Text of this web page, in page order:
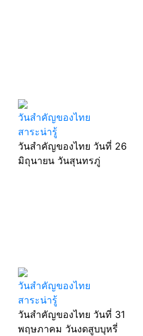
วันสำคัญของไทย
สาระน่ารู้
วันสำคัญของไทย วันที่ 26
มิถุนายน วันสุนทรภู่
วันสำคัญของไทย
สาระน่ารู้
วันสำคัญของไทย วันที่ 31
พฤษภาคม วันงดสูบบุหรี่